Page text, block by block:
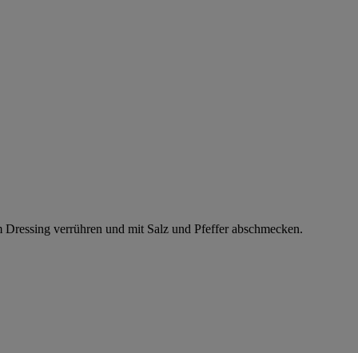
verrühren und mit Salz und Pfeffer abschmecken.